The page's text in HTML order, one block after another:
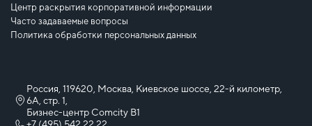
Центр раскрытия корпоративной информации
Часто задаваемые вопросы
Политика обработки персональных данных
Россия, 119620, Москва, Киевское шоссе, 22-й километр,
6А, стр. 1,
Бизнес-центр Comcity B1